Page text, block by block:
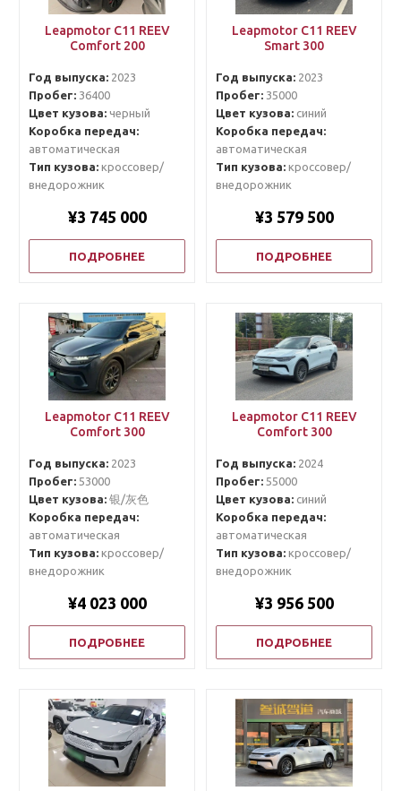
Leapmotor C11 REEV
Comfort 200
Год выпуска:2023
Пробег:36400
Цвет кузова:черный
Коробка передач:
автоматическая
Тип кузова:кроссовер/
внедорожник
¥3 745 000
ПОДРОБНЕЕ
Leapmotor C11 REEV
Smart 300
Год выпуска:2023
Пробег:35000
Цвет кузова:синий
Коробка передач:
автоматическая
Тип кузова:кроссовер/
внедорожник
¥3 579 500
ПОДРОБНЕЕ
Leapmotor C11 REEV
Comfort 300
Год выпуска:2023
Пробег:53000
Цвет кузова:银/灰色
Коробка передач:
автоматическая
Тип кузова:кроссовер/
внедорожник
¥4 023 000
ПОДРОБНЕЕ
Leapmotor C11 REEV
Comfort 300
Год выпуска:2024
Пробег:55000
Цвет кузова:синий
Коробка передач:
автоматическая
Тип кузова:кроссовер/
внедорожник
¥3 956 500
ПОДРОБНЕЕ